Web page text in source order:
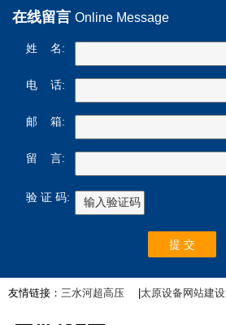
在线留言 Online Message
姓 名:
电 话:
邮 箱:
留 言:
验 证 码:
友情链接： 三水河超高压 |太原设备网站建设